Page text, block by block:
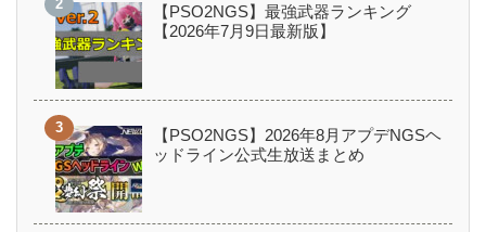
【PSO2NGS】最強武器ランキング
【2026年7月9日最新版】
【PSO2NGS】2026年8月アプデNGSヘ
ッドライン公式生放送まとめ